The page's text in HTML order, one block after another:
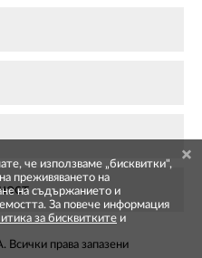
права запазени
че използваме „бисквитки",
преживяването на
на съдържанието и
За повече информация
за бисквитките и